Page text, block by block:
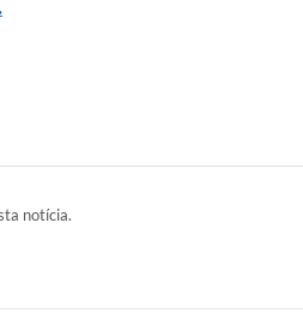
notícia.